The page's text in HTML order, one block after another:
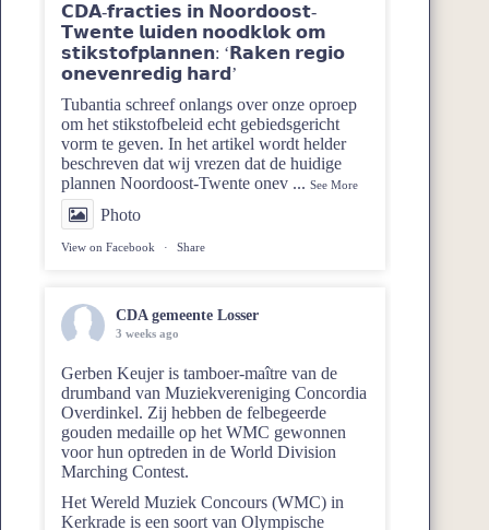
𝗖𝗗𝗔-𝗳𝗿𝗮𝗰𝘁𝗶𝗲𝘀 𝗶𝗻 𝗡𝗼𝗼𝗿𝗱𝗼𝗼𝘀𝘁-
𝗧𝘄𝗲𝗻𝘁𝗲 𝗹𝘂𝗶𝗱𝗲𝗻 𝗻𝗼𝗼𝗱𝗸𝗹𝗼𝗸 𝗼𝗺
𝘀𝘁𝗶𝗸𝘀𝘁𝗼𝗳𝗽𝗹𝗮𝗻𝗻𝗲𝗻: ‘𝗥𝗮𝗸𝗲𝗻 𝗿𝗲𝗴𝗶𝗼
𝗼𝗻𝗲𝘃𝗲𝗻𝗿𝗲𝗱𝗶𝗴 𝗵𝗮𝗿𝗱’
Tubantia schreef onlangs over onze oproep
om het stikstofbeleid echt gebiedsgericht
vorm te geven. In het artikel wordt helder
beschreven dat wij vrezen dat de huidige
plannen Noordoost‑Twente onev ... See More
Photo
View on Facebook · Share
CDA gemeente Losser
3 weeks ago
Gerben Keujer is tamboer-maître van de
drumband van Muziekvereniging Concordia
Overdinkel. Zij hebben de felbegeerde
gouden medaille op het WMC gewonnen
voor hun optreden in de World Division
Marching Contest.
Het Wereld Muziek Concours (WMC) in
Kerkrade is een soort van Olympische